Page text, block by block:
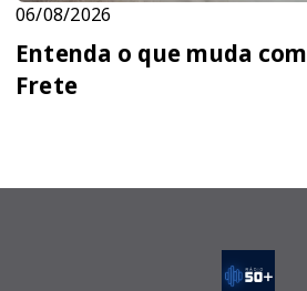
06/08/2026
Entenda o que muda
Frete